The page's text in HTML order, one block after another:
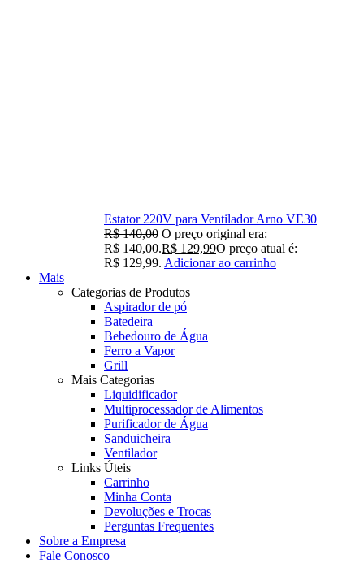
Estator 220V para Ventilador Arno VE30
R$140,00 O preço original era:
R$ 140,00.R$ 129,99O preço atual é:
R$ 129,99. Adicionar ao carrinho
Mais
Categorias de Produtos
Aspirador de pó
Batedeira
Bebedouro de Água
Ferro a Vapor
Grill
Mais Categorias
Liquidificador
Multiprocessador de Alimentos
Purificador de Água
Sanduicheira
Ventilador
Links Úteis
Carrinho
Minha Conta
Devoluções e Trocas
Perguntas Frequentes
Sobre a Empresa
Fale Conosco